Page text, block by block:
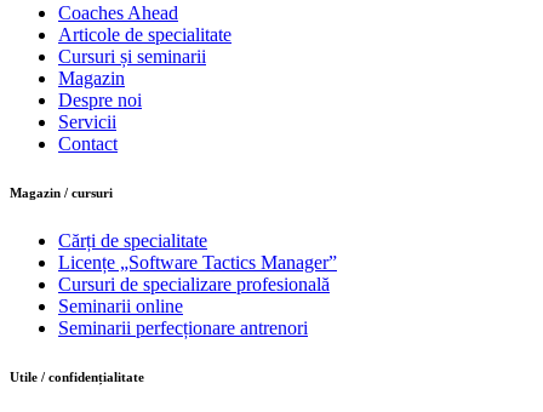
Coaches Ahead
Articole de specialitate
Cursuri și seminarii
Magazin
Despre noi
Servicii
Contact
Magazin / cursuri
Cărți de specialitate
Licențe „Software Tactics Manager”
Cursuri de specializare profesională
Seminarii online
Seminarii perfecționare antrenori
Utile / confidențialitate